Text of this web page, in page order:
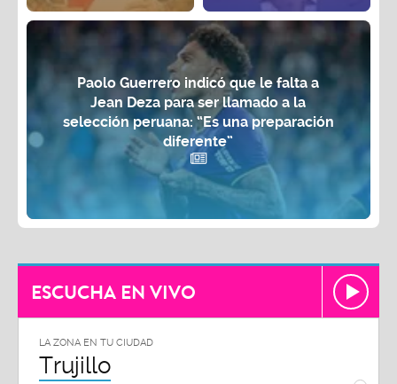
Paolo Guerrero indicó que le falta a
Jean Deza para ser llamado a la
selección peruana: “Es una preparación
diferente”
ESCUCHA EN VIVO
LA ZONA EN TU CIUDAD
Trujillo